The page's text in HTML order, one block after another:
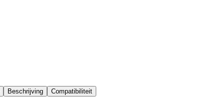
Beschrijving Compatibiliteit